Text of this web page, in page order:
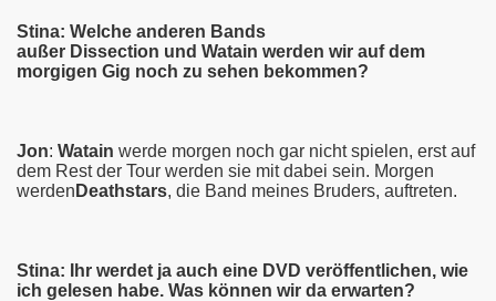
Stina: Welche anderen Bands
außer Dissection und Watain werden wir auf dem
morgigen Gig noch zu sehen bekommen?
Jon: Watain werde morgen noch gar nicht spielen, erst auf
dem Rest der Tour werden sie mit dabei sein. Morgen
werden Deathstars, die Band meines Bruders, auftreten.
Stina: Ihr werdet ja auch eine DVD veröffentlichen, wie
ich gelesen habe. Was können wir da erwarten?